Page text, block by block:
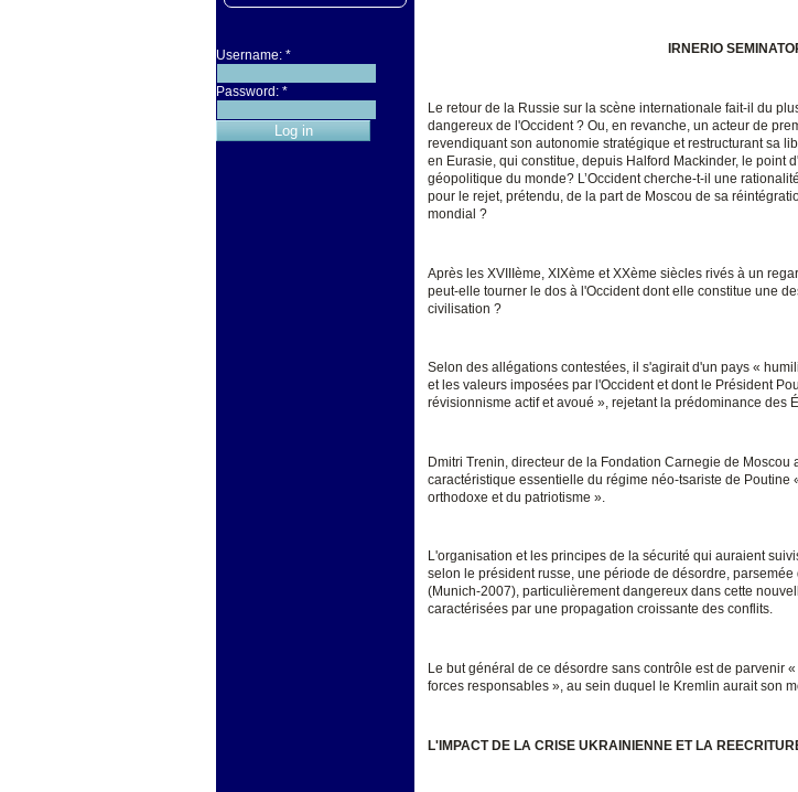
Username: *
Password: *
IRNERIO
Le retour de la Russie sur la scène internationale fait-il du
dangereux de l'Occident ? Ou, en revanche, un acteur de
revendiquant son autonomie stratégique et restructurant sa
en Eurasie, qui constitue, depuis Halford Mackinder, le point
géopolitique du monde? L’Occident cherche-t-il une
pour le rejet, prétendu, de la part de Moscou de sa
mondial ?
Après les XVIIIème, XIXème et XXème siècles rivés à un
peut-elle tourner le dos à l'Occident dont elle constitue une
civilisation ?
Selon des allégations contestées, il s'agirait d'un pays «
et les valeurs imposées par l'Occident et dont le Président
révisionnisme actif et avoué », rejetant la prédominance des
Dmitri Trenin, directeur de la Fondation Carnegie de
caractéristique essentielle du régime néo-tsariste de Poutine
orthodoxe et du patriotisme ».
L'organisation et les principes de la sécurité qui auraient
selon le président russe, une période de désordre,
(Munich-2007), particulièrement dangereux dans cette
caractérisées par une propagation croissante des conflits.
Le but général de ce désordre sans contrôle est de parvenir
forces responsables », au sein duquel le Kremlin aurait son
L'IMPACT DE LA CRISE UKRAINIENNE ET LA